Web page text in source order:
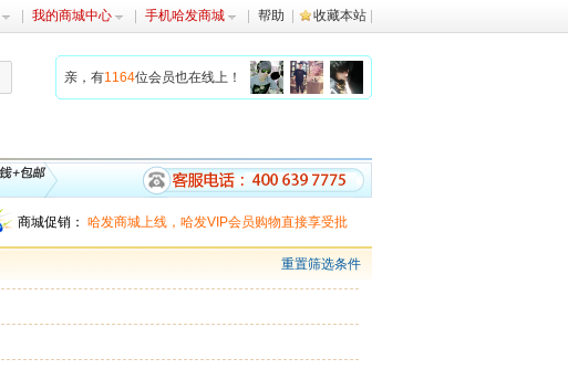
我的商城中心 手机哈发商城 帮助 收藏本站
亲，有1164位会员也在线上！
商城促销： 哈发商城上线，哈发VIP会员购物直接享受批
发批。
哈发商城，沙龙家私大热卖
重置筛选条件